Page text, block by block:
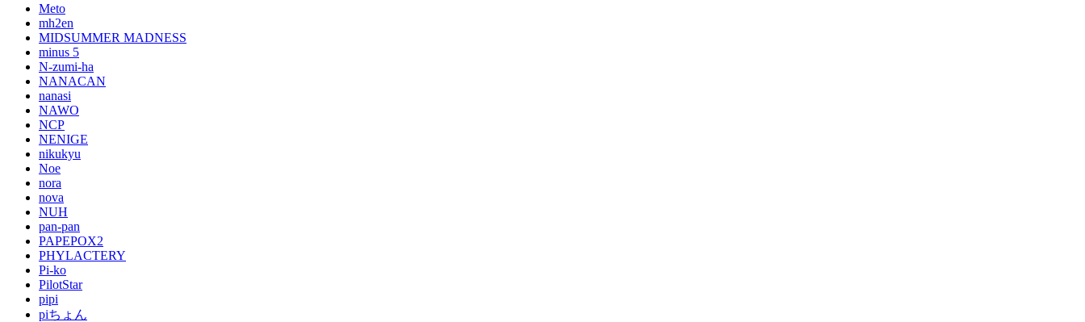
Meto
mh2en
MIDSUMMER MADNESS
minus 5
N-zumi-ha
NANACAN
nanasi
NAWO
NCP
NENIGE
nikukyu
Noe
nora
nova
NUH
pan-pan
PAPEPOX2
PHYLACTERY
Pi-ko
PilotStar
pipi
piちょん